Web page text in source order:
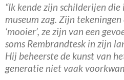
“Ik kende zijn schilderijen
museum zag. Zijn tekeningen
‘mooier’, ze zijn van een
soms Rembrandtesk in zijn
Hij beheerste de kunst van
generatie niet vaak